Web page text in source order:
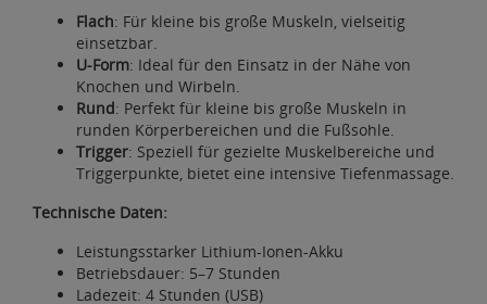
Flach: Für kleine bis große Muskeln, vielseitig
einsetzbar.
U-Form: Ideal für den Einsatz in der Nähe von
Knochen und Wirbeln.
Rund: Perfekt für kleine bis große Muskeln in
runden Körperbereichen und die Fußsohle.
Trigger: Speziell für gezielte Muskelbereiche und
Triggerpunkte, bietet eine intensive Tiefenmassage.
Technische Daten:
Leistungsstarker Lithium-Ionen-Akku
Betriebsdauer: 5–7 Stunden
Ladezeit: 4 Stunden (USB)